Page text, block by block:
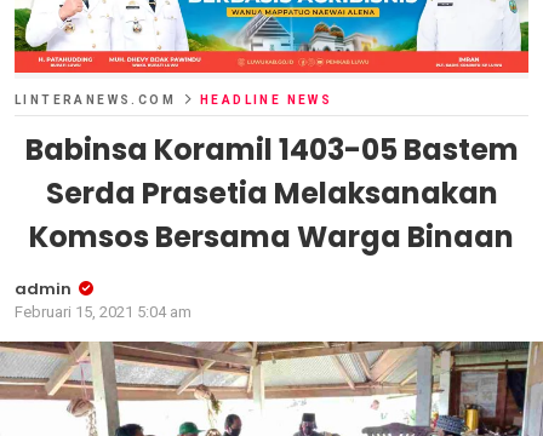
LINTERANEWS.COM HEADLINE NEWS
Babinsa Koramil 1403-05 Bastem
Serda Prasetia Melaksanakan
Komsos Bersama Warga Binaan
admin
Februari 15, 2021 5:04 am